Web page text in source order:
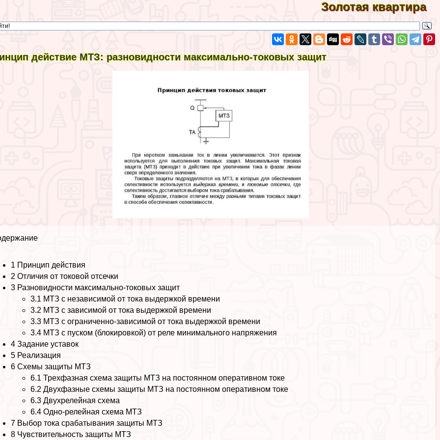
Золотая квартира
действие МТЗ: разновидности максимально-токовых защит
1 Принцип действия
2 Отличия от токовой отсечки
3 Разновидности максимально-токовых защит
3.1 МТЗ с независимой от тока выдержкой времени
3.2 МТЗ с зависимой от тока выдержкой времени
3.3 МТЗ с ограниченно-зависимой от тока выдержкой времени
3.4 МТЗ с пуском (блокировкой) от реле минимального напряжения
4 Задание уставок
5 Реализация
6 Схемы защиты МТЗ
6.1 Трехфазная схема защиты МТЗ на постоянном оперативном токе
6.2 Двухфазные схемы защиты МТЗ на постоянном оперативном токе
6.3 Двухрелейная схема
6.4 Одно-релейная схема МТЗ
7 Выбор тока сpaбатывания защиты МТЗ
8 Чувствительность защиты МТЗ